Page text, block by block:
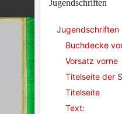
Jugendschriften
Jugendschriften
Buchdecke
Vorsatz vorne
Titelseite der
Titelseite
Text: